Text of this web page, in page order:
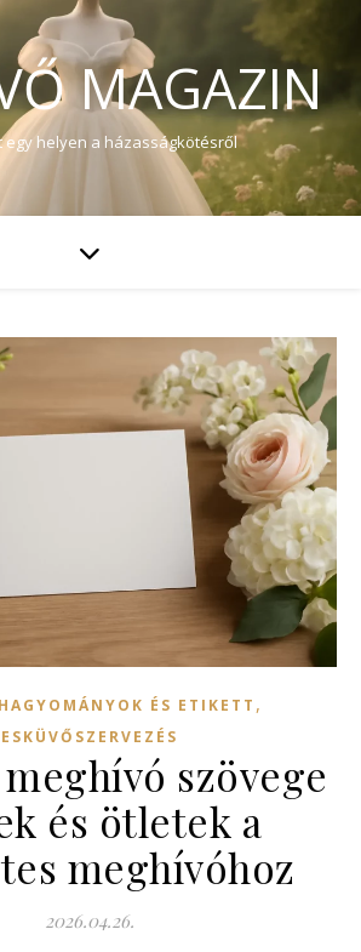
MAGAZIN
egy helyen a házasságkötésről
ÉS ETIKETT ,
ESKÜVŐSZERVEZÉS
szövege
és ötletek a
meghívóhoz
2026.04.26.